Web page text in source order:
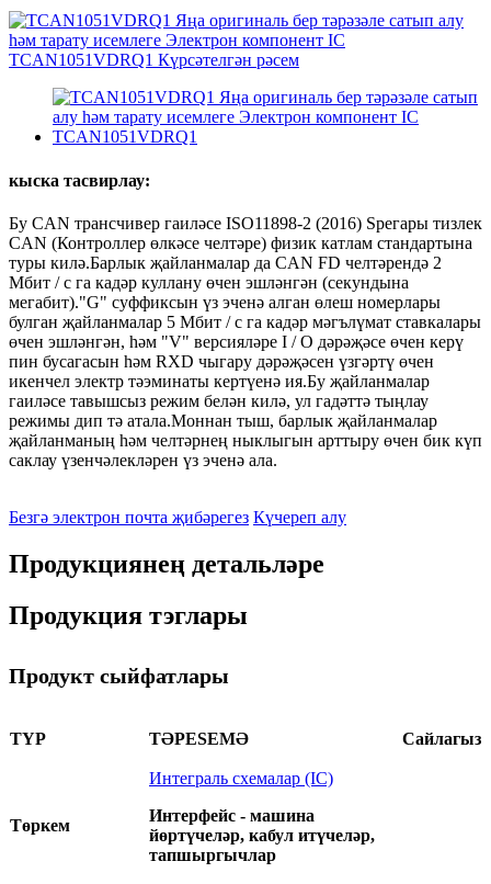
кыска тасвирлау:
Бу CAN трансчивер гаиләсе ISO11898-2 (2016) Speгары тизлек
CAN (Контроллер өлкәсе челтәре) физик катлам стандартына
туры килә.Барлык җайланмалар да CAN FD челтәрендә 2
Мбит / с га кадәр куллану өчен эшләнгән (секундына
мегабит)."G" суффиксын үз эченә алган өлеш номерлары
булган җайланмалар 5 Мбит / с га кадәр мәгълүмат ставкалары
өчен эшләнгән, һәм "V" версияләре I / O дәрәҗәсе өчен керү
пин бусагасын һәм RXD чыгару дәрәҗәсен үзгәртү өчен
икенчел электр тәэминаты кертүенә ия.Бу җайланмалар
гаиләсе тавышсыз режим белән килә, ул гадәттә тыңлау
режимы дип тә атала.Моннан тыш, барлык җайланмалар
җайланманың һәм челтәрнең ныклыгын арттыру өчен бик күп
саклау үзенчәлекләрен үз эченә ала.
Безгә электрон почта җибәрегез Күчереп алу
Продукциянең детальләре
Продукция тэглары
Продукт сыйфатлары
ТYР ТӘРESЕМӘ Сайлагыз
Төркем
Интеграль схемалар (IC)
Интерфейс - машина
йөртүчеләр, кабул итүчеләр,
тапшыргычлар